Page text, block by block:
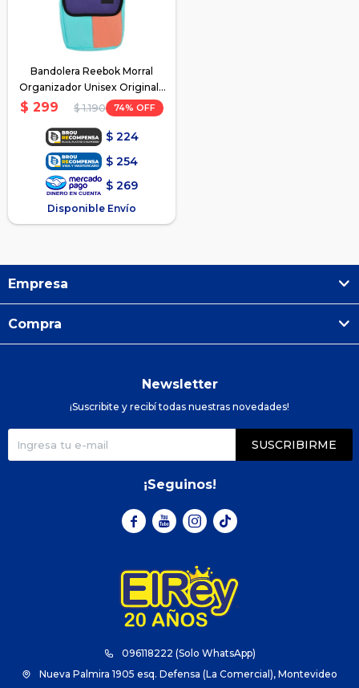
Bandolera Reebok Morral
Organizador Unisex Original -
Violeta/Rosado/Verde
$ 299 $ 1.190 74
$ 224
$ 254
$ 269
Disponible Envío
096118222 (Solo WhatsApp)
Nueva Palmira 1905 esq. Defensa (La Comercial), Montevideo
Empresa
Compra
Newsletter
¡Suscribite y recibí todas nuestras novedades!
SUSCRIBIRME
¡Seguinos!
  